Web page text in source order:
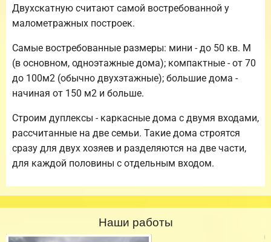
Двухскатную считают самой востребованной у
малометражных построек.
Самые востребованные размеры: мини - до 50 кв. М
(в основном, одноэтажные дома); компактные - от 70
до 100м2 (обычно двухэтажные); большие дома -
начиная от 150 м2 и больше.
Строим дуплексы - каркасные дома с двумя входами,
рассчитанные на две семьи. Такие дома строятся
сразу для двух хозяев и разделяются на две части,
для каждой половины с отдельным входом.
Наши работы